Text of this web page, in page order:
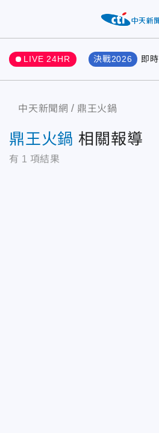
LIVE 24HR 決戰2026 即時
中天新聞網 鼎王火鍋
鼎王火鍋 相關報導
有 1 項結果